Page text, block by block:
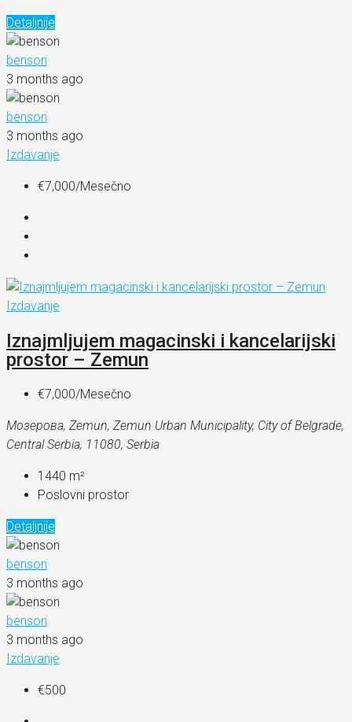
Detaljnije
benson
3 months ago
benson
3 months ago
Izdavanje
€7,000/Mesečno
Izdavanje
Iznajmljujem magacinski i kancelarijski
prostor – Zemun
€7,000/Mesečno
Мозерова, Zemun, Zemun Urban Municipality, City of Belgrade,
Central Serbia, 11080, Serbia
1440 m²
Poslovni prostor
Detaljnije
benson
3 months ago
benson
3 months ago
Izdavanje
€500